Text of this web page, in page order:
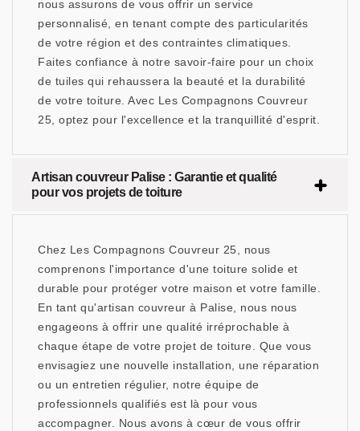
nous assurons de vous offrir un service
personnalisé, en tenant compte des particularités
de votre région et des contraintes climatiques.
Faites confiance à notre savoir-faire pour un choix
de tuiles qui rehaussera la beauté et la durabilité
de votre toiture. Avec Les Compagnons Couvreur
25, optez pour l'excellence et la tranquillité d'esprit.
Artisan couvreur Palise : Garantie et qualité
pour vos projets de toiture
Chez Les Compagnons Couvreur 25, nous
comprenons l'importance d'une toiture solide et
durable pour protéger votre maison et votre famille.
En tant qu'artisan couvreur à Palise, nous nous
engageons à offrir une qualité irréprochable à
chaque étape de votre projet de toiture. Que vous
envisagiez une nouvelle installation, une réparation
ou un entretien régulier, notre équipe de
professionnels qualifiés est là pour vous
accompagner. Nous avons à cœur de vous offrir